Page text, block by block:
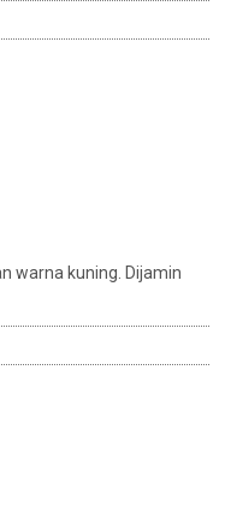
warna kuning. Dijamin